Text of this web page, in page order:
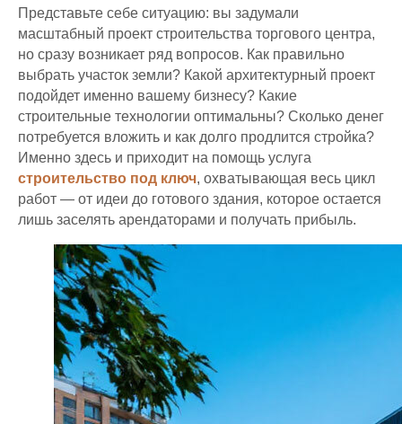
Представьте себе ситуацию: вы задумали
масштабный проект строительства торгового центра,
но сразу возникает ряд вопросов. Как правильно
выбрать участок земли? Какой архитектурный проект
подойдет именно вашему бизнесу? Какие
строительные технологии оптимальны? Сколько денег
потребуется вложить и как долго продлится стройка?
Именно здесь и приходит на помощь услуга
строительство под ключ, охватывающая весь цикл
работ — от идеи до готового здания, которое остается
лишь заселять арендаторами и получать прибыль.